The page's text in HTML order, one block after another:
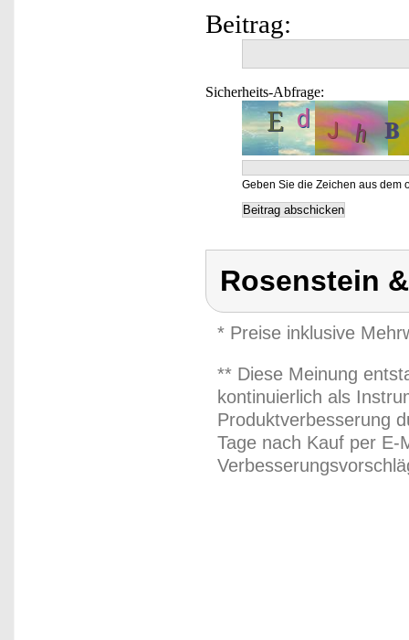
Beitrag:
Sicherheits-Abfrage:
Geben Sie die Zeichen aus dem
Rosenstein
* Preise inklusive
** Diese Meinung
kontinuierlich als
Produktverbesserung
Tage nach Kauf per E-